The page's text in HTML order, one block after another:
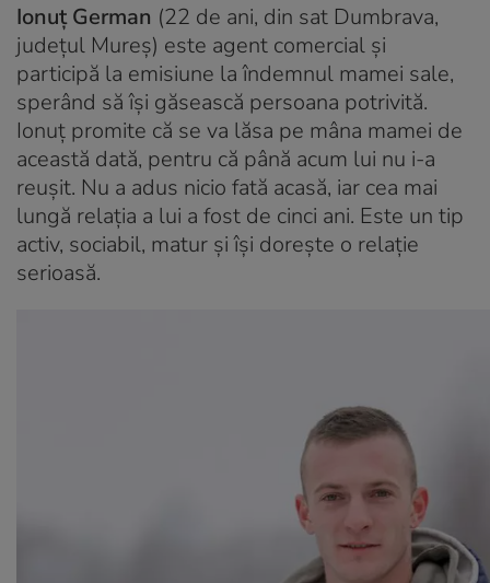
Ionuț German (22 de ani, din sat Dumbrava,
județul Mureș) este agent comercial și
participă la emisiune la îndemnul mamei sale,
sperând să își găsească persoana potrivită.
Ionuț promite că se va lăsa pe mâna mamei de
această dată, pentru că până acum lui nu i-a
reușit. Nu a adus nicio fată acasă, iar cea mai
lungă relația a lui a fost de cinci ani. Este un tip
activ, sociabil, matur și își dorește o relație
serioasă.